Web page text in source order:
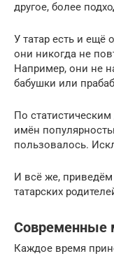
другое, более
У татар есть и ещё
они никогда не
Например, они не
бабушки или
По
имён
пользовалось.
И всё же,
татарских
Современные
Каждое время